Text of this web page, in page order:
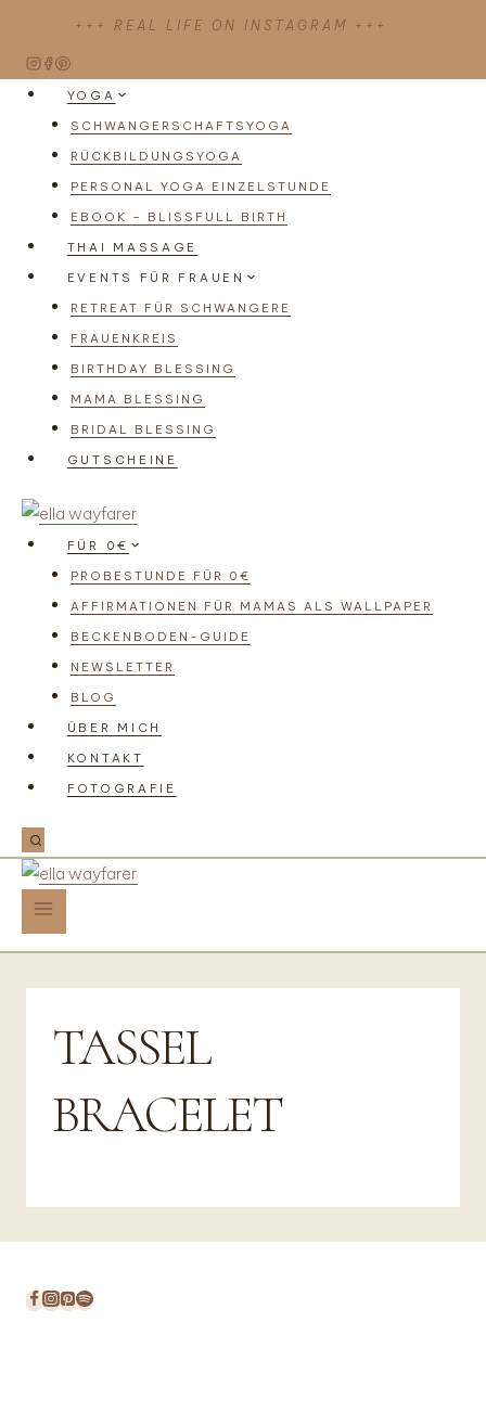
springen
+++ REAL LIFE ON INSTAGRAM +++
YOGA
SCHWANGERSCHAFTSYOGA
RÜCKBILDUNGSYOGA
PERSONAL YOGA EINZELSTUNDE
EBOOK – BLISSFULL BIRTH
THAI MASSAGE
EVENTS FÜR FRAUEN
RETREAT FÜR SCHWANGERE
FRAUENKREIS
BIRTHDAY BLESSING
MAMA BLESSING
BRIDAL BLESSING
GUTSCHEINE
FÜR 0€
PROBESTUNDE FÜR 0€
AFFIRMATIONEN FÜR MAMAS ALS WALLPAPER
BECKENBODEN-GUIDE
NEWSLETTER
BLOG
ÜBER MICH
KONTAKT
FOTOGRAFIE
TASSEL
BRACELET